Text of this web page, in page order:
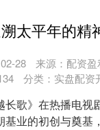
太平年的精
28
来源：配资
分类： 实盘配资
长歌》在热播电
业的初创与奠基